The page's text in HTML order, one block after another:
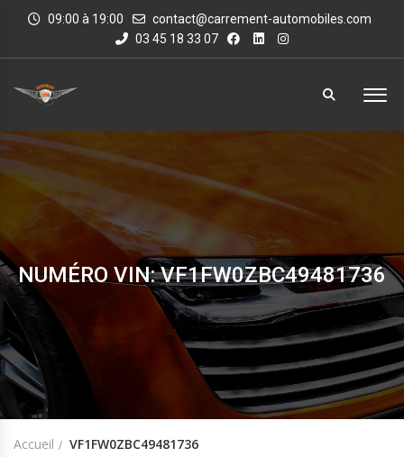
09:00 à 19:00
contact@carrement-automobiles.com
03 45 18 33 07
NUMÉRO VIN: VF1FW0ZBC49481736
Accueil VF1FW0ZBC49481736